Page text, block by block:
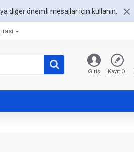
diğer önemli mesajlar için kullanın.
Giriş Kayıt Ol